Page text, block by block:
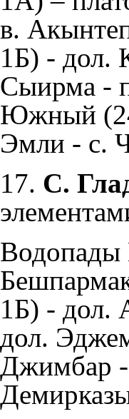
в.
1Б) - дол.
Сыирма -
Южный
Эмли - с.
17. С.
Водопады
1Б) - дол.
дол.
Джимбар -